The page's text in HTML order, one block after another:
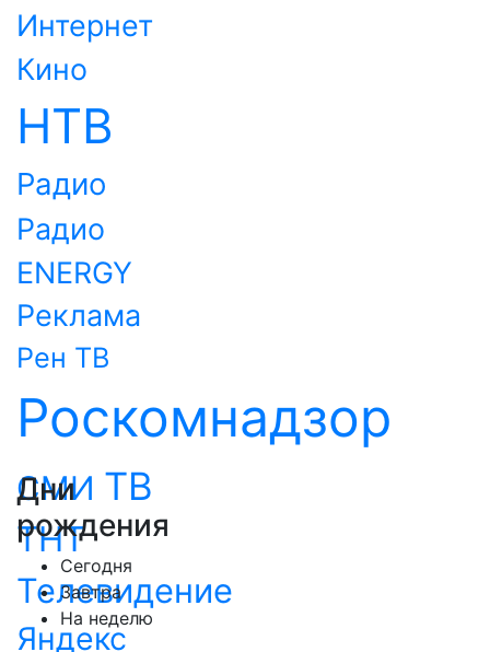
Интернет
Кино
НТВ
Радио
Радио
ENERGY
Реклама
Рен ТВ
Роскомнадзор
СМИ ТВ
ТНТ
Телевидение
Яндекс
Дни
рождения
Сегодня
Завтра
На неделю